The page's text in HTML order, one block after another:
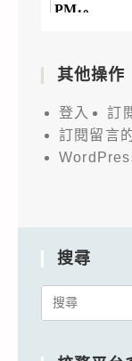
其他操作
登入
訂
訂閱留言
搜尋
Search